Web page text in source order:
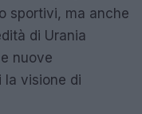
sportivi, ma anche
di Urania
nuove
la visione di